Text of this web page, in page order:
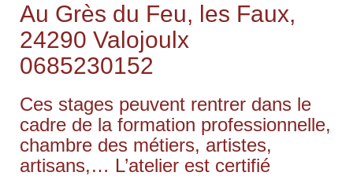
Au Grès du Feu, les Faux,
24290 Valojoulx
0685230152
Ces stages peuvent rentrer dans le
cadre de la formation professionnelle,
chambre des métiers, artistes,
artisans,… L’atelier est certifié